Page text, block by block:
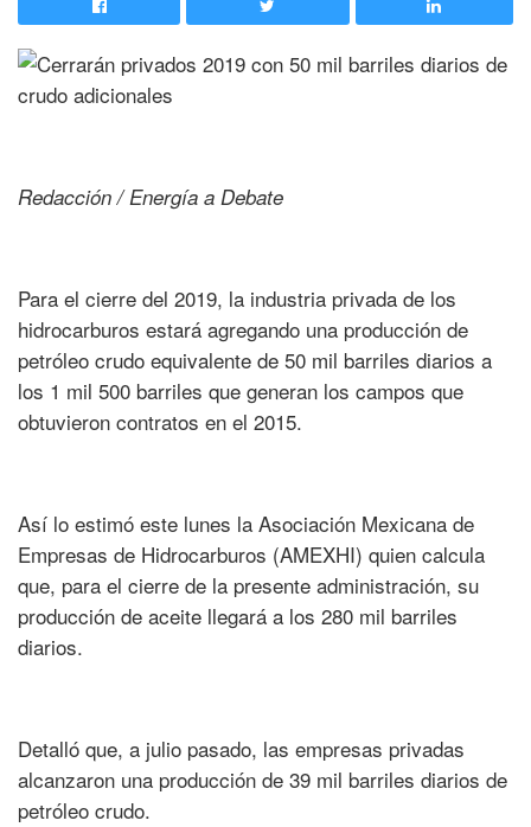
Redacción / Energía a Debate
Para el cierre del 2019, la industria privada de los
hidrocarburos estará agregando una producción de
petróleo crudo equivalente de 50 mil barriles diarios a
los 1 mil 500 barriles que generan los campos que
obtuvieron contratos en el 2015.
Así lo estimó este lunes la Asociación Mexicana de
Empresas de Hidrocarburos (AMEXHI) quien calcula
que, para el cierre de la presente administración, su
producción de aceite llegará a los 280 mil barriles
diarios.
Detalló que, a julio pasado, las empresas privadas
alcanzaron una producción de 39 mil barriles diarios de
petróleo crudo.